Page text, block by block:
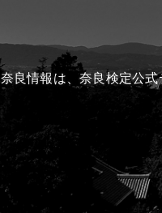
奈良情報は、奈良検定公